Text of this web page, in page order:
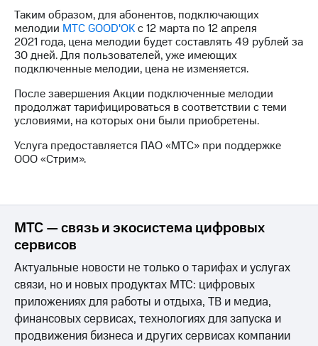
Выбрать
красивый
номер
SIM-
карту
на
eSIM
Спутниковое ТВ
и подключите
ТВ
тарифом
Интернет,
ТВ и телефон
для дома
Интернет,
ТВ и телефон
для дома
Личный
кабинет
спутникового
Скачать
приложение
МТС
Подписка
интернета,
фильмы,
музыка
и многое
другое
Таким образом, для абонентов, подключающих
мелодии МТС GOOD'OKс 12 марта по 12 апреля
2021 года, цена мелодии будет составлять 49 рублей за
30 дней. Для пользователей, уже имеющих
подключенные мелодии, цена не изменяется.
После завершения Акции подключенные мелодии
продолжат тарифицироваться в соответствии с теми
условиями, на которых они были приобретены.
Услуга предоставляется ПАО «МТС» при поддержке
ООО «Стрим».
МТС — связь и экосистема цифровых
сервисов
Актуальные новости не только о тарифах и услугах
связи, но и новых продуктах МТС: цифровых
приложениях для работы и отдыха, ТВ и медиа,
финансовых сервисах, технологиях для запуска и
продвижения бизнеса и других сервисах компании